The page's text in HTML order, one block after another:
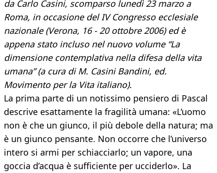
da Carlo Casini, scomparso lunedì 23 marzo a
Roma, in occasione del IV Congresso ecclesiale
nazionale (Verona, 16 - 20 ottobre 2006) ed è
appena stato incluso nel nuovo volume “La
dimensione contemplativa nella difesa della vita
umana” (a cura di M. Casini Bandini, ed.
Movimento per la Vita italiano).
La prima parte di un notissimo pensiero di Pascal
descrive esattamente la fragilità umana: «L’uomo
non è che un giunco, il più debole della natura; ma
è un giunco pensante. Non occorre che l’universo
intero si armi per schiacciarlo; un vapore, una
goccia d’acqua è sufficiente per ucciderlo». La